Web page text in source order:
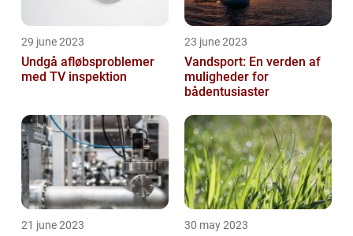
29 june 2023
Undgå afløbsproblemer
med TV inspektion
23 june 2023
Vandsport: En verden af
muligheder for
bådentusiaster
21 june 2023 30 may 2023